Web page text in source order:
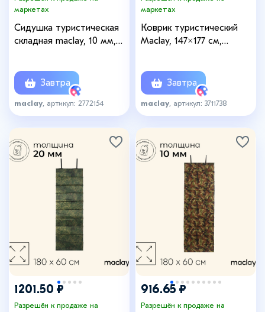
маркетах
Сидушка туристическая
складная maclay, 10 мм,
Завтра
maclay , артикул: 2772154
маркетах
Коврик туристический
Maclay, 147×177 см,
Завтра
maclay , артикул: 3711738
1201.50 ₽
Разрешён к продаже на
+1
916.65 ₽
Разрешён к продаже на